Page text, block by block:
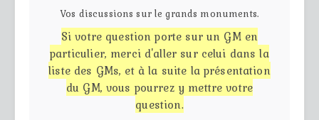
Partie privée
Règles
Contact
Vos discussions sur le grands monuments.
Si votre question porte sur un GM en
particulier, merci d'aller sur celui dans la
liste des GMs, et à la suite la présentation
du GM, vous pourrez y mettre votre
question.